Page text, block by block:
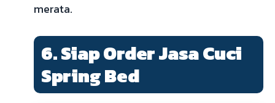
merata.
6. Siap Order Jasa Cuci
Spring Bed